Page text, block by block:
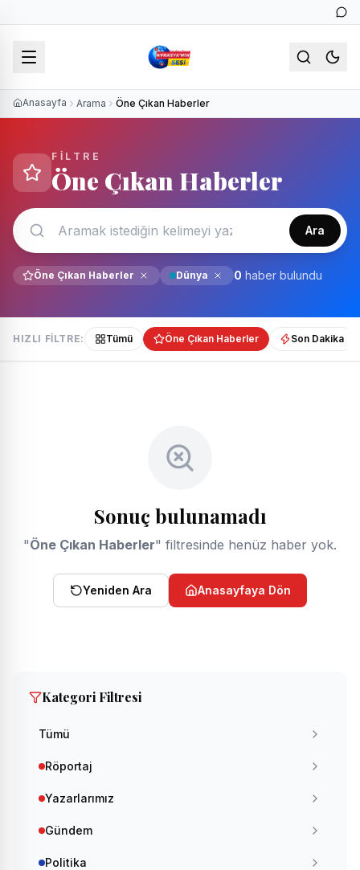
Anasayfa Arama Öne Çıkan Haberler
FILTRE
Öne Çıkan Haberler
Ara
Öne Çıkan Haberler Dünya 0 haber bulundu
HIZLI FILTRE: Tümü Öne Çıkan Haberler Son Dakika
Sonuç bulunamadı
"Öne Çıkan Haberler" filtresinde henüz haber yok.
Yeniden Ara Anasayfaya Dön
Kategori Filtresi
Tümü
Röportaj
Yazarlarımız
Gündem
Politika